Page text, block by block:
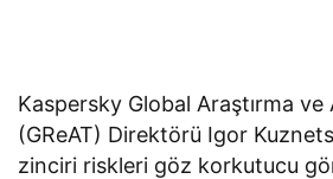
Kaspersky Global Araştırma ve
(GReAT) Direktörü Igor
zinciri riskleri göz korkutucu